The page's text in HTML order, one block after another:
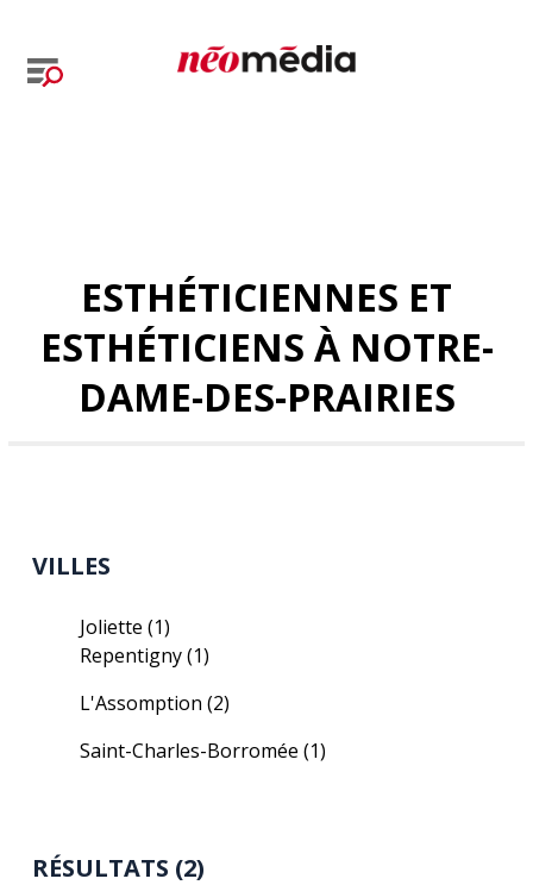
ESTHÉTICIENNES ET
ESTHÉTICIENS À NOTRE-
DAME-DES-PRAIRIES
VILLES
Joliette(1)
Repentigny(1)
L'Assomption(2)
Saint-Charles-Borromée(1)
RÉSULTATS (2)